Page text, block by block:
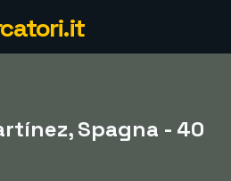
Spagna - 40